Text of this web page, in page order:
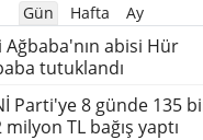
Gün Hafta Ay
Ağbaba'nın abisi Hür
tutuklandı
Parti'ye 8 günde 135
milyon TL bağış yaptı